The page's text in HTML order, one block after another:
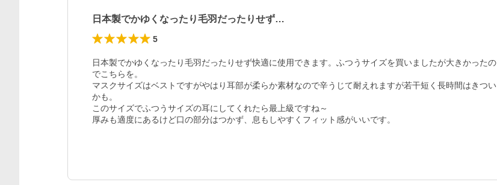
日本製でかゆくなったり毛羽だったりせず…
5
日本製でかゆくなったり毛羽だったりせず快適に使用できます。ふつうサイズを買いましたが大きかったの
でこちらを。
マスクサイズはベストですがやはり耳部が柔らか素材なので辛うじて耐えれますが若干短く長時間はきつい
かも。
このサイズでふつうサイズの耳にしてくれたら最上級ですね～
厚みも適度にあるけど口の部分はつかず、息もしやすくフィット感がいいです。